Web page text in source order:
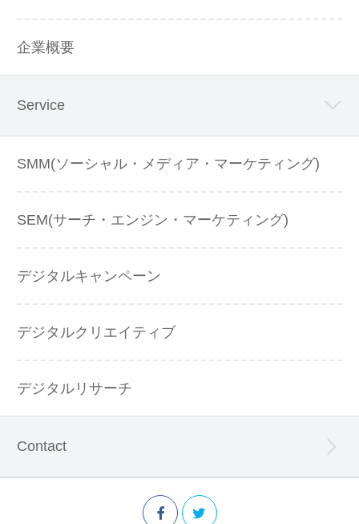
企業概要
Service
SMM(ソーシャル・メディア・マーケティング)
SEM(サーチ・エンジン・マーケティング)
デジタルキャンペーン
デジタルクリエイティブ
デジタルリサーチ
Contact